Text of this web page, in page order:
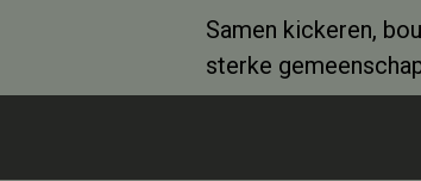
Samen kickeren,
sterke